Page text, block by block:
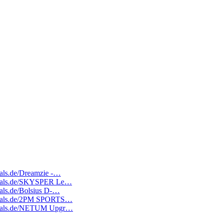
Dreamzie -…
SKYSPER Le…
Bolsius D-…
2PM SPORTS…
NETUM Upgr…